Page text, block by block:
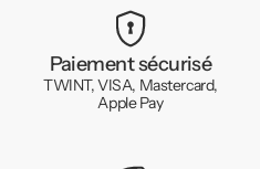
Paiement sécurisé
TWINT, VISA, Mastercard,
Apple Pay